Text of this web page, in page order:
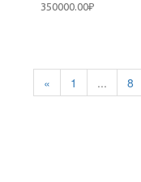
350000.00₽
« 1 ... 8